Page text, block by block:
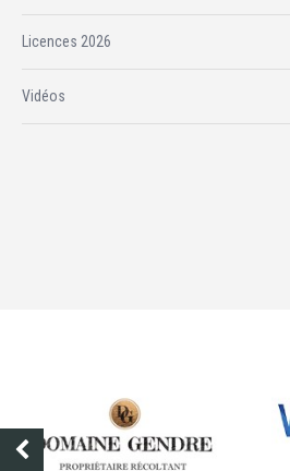
Licences 2026
Vidéos